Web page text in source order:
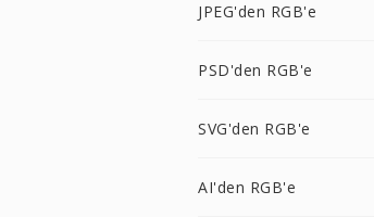
JPEG'den RGB'e
PSD'den RGB'e
SVG'den RGB'e
AI'den RGB'e